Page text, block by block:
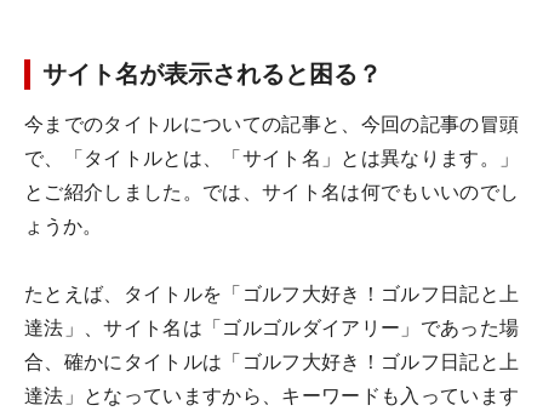
サイト名が表示されると困る？
今までのタイトルについての記事と、今回の記事の冒頭
で、「タイトルとは、「サイト名」とは異なります。」
とご紹介しました。では、サイト名は何でもいいのでし
ょうか。
たとえば、タイトルを「ゴルフ大好き！ゴルフ日記と上
達法」、サイト名は「ゴルゴルダイアリー」であった場
合、確かにタイトルは「ゴルフ大好き！ゴルフ日記と上
達法」となっていますから、キーワードも入っています